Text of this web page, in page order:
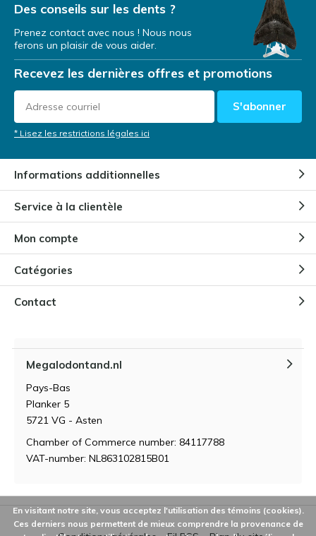
Des conseils sur les dents ?
Prenez contact avec nous ! Nous nous
ferons un plaisir de vous aider.
Recevez les dernières offres et promotions
S'abonner
* Lisez les restrictions légales ici
Informations additionnelles
Service à la clientèle
Mon compte
Catégories
Contact
Megalodontand.nl
Pays-Bas
Planker 5
5721 VG - Asten
Chamber of Commerce number: 84117788
VAT-number: NL863102815B01
En visitant notre site, vous acceptez l'utilisation des témoins (cookies).
Ces derniers nous permettent de mieux comprendre la provenance de